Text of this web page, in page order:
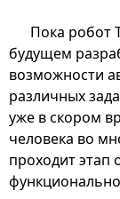
Пока робот
будущем
возможности
различных
уже в скором
человека во
проходит этап